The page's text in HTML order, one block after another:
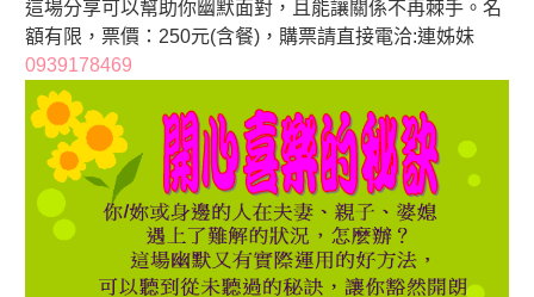
這場分享可以幫助你幽默面對，且能讓關係不再棘手。名
額有限， 票價：250元(含餐)，購票請直接電洽:連姊妹
0939178469